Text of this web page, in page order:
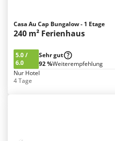
Casa Au Cap Bungalow - 1 Etage
240 m² Ferienhaus
5.0/
6.0
Sehr gut
92 %Weiterempfehlung
Nur Hotel
4 Tage